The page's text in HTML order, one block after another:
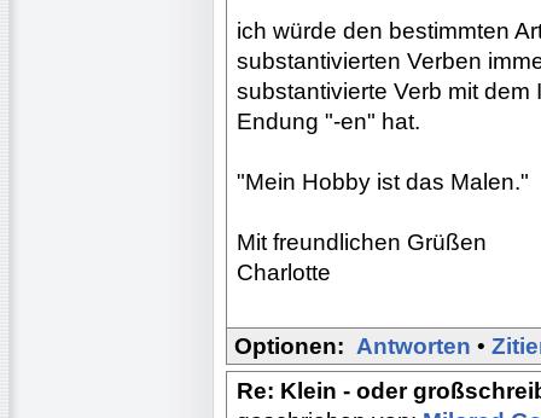
ich würde den bestimmten
substantivierten Verben
substantivierte Verb mit dem
Endung "-en" hat.
"Mein Hobby ist das Malen."
Mit freundlichen Grüßen
Charlotte
Optionen: Antworten •
Re: Klein - oder